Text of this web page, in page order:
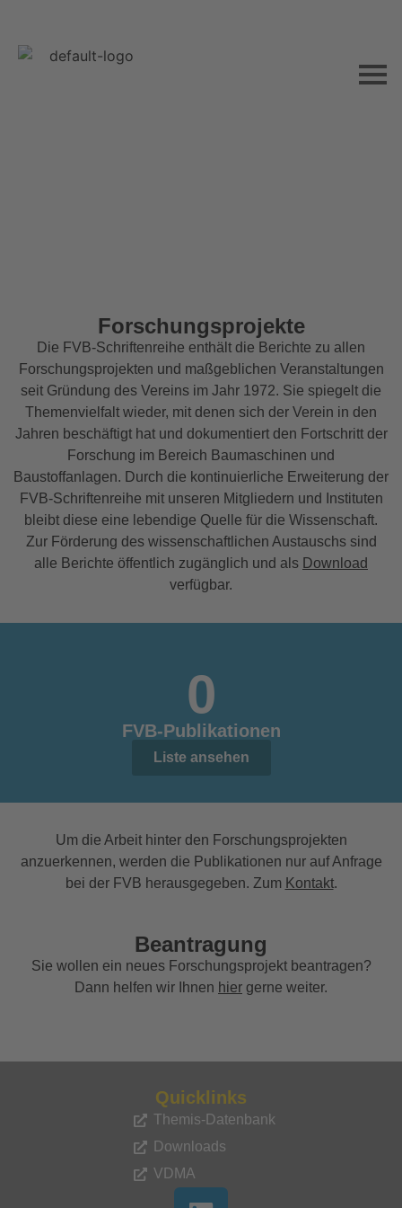
Forschungsprojekte
Die FVB-Schriftenreihe enthält die Berichte zu allen
Forschungsprojekten und maßgeblichen Veranstaltungen
seit Gründung des Vereins im Jahr 1972. Sie spiegelt die
Themenvielfalt wieder, mit denen sich der Verein in den
Jahren beschäftigt hat und dokumentiert den Fortschritt der
Forschung im Bereich Baumaschinen und
Baustoffanlagen. Durch die kontinuierliche Erweiterung der
FVB-Schriftenreihe mit unseren Mitgliedern und Instituten
bleibt diese eine lebendige Quelle für die Wissenschaft.
Zur Förderung des wissenschaftlichen Austauschs sind
alle Berichte öffentlich zugänglich und als Download
verfügbar.
0
FVB-Publikationen
Liste ansehen
Um die Arbeit hinter den Forschungsprojekten
anzuerkennen, werden die Publikationen nur auf Anfrage
bei der FVB herausgegeben. Zum Kontakt.
Beantragung
Sie wollen ein neues Forschungsprojekt beantragen?
Dann helfen wir Ihnen hier gerne weiter.
Quicklinks
Themis-Datenbank
Downloads
VDMA